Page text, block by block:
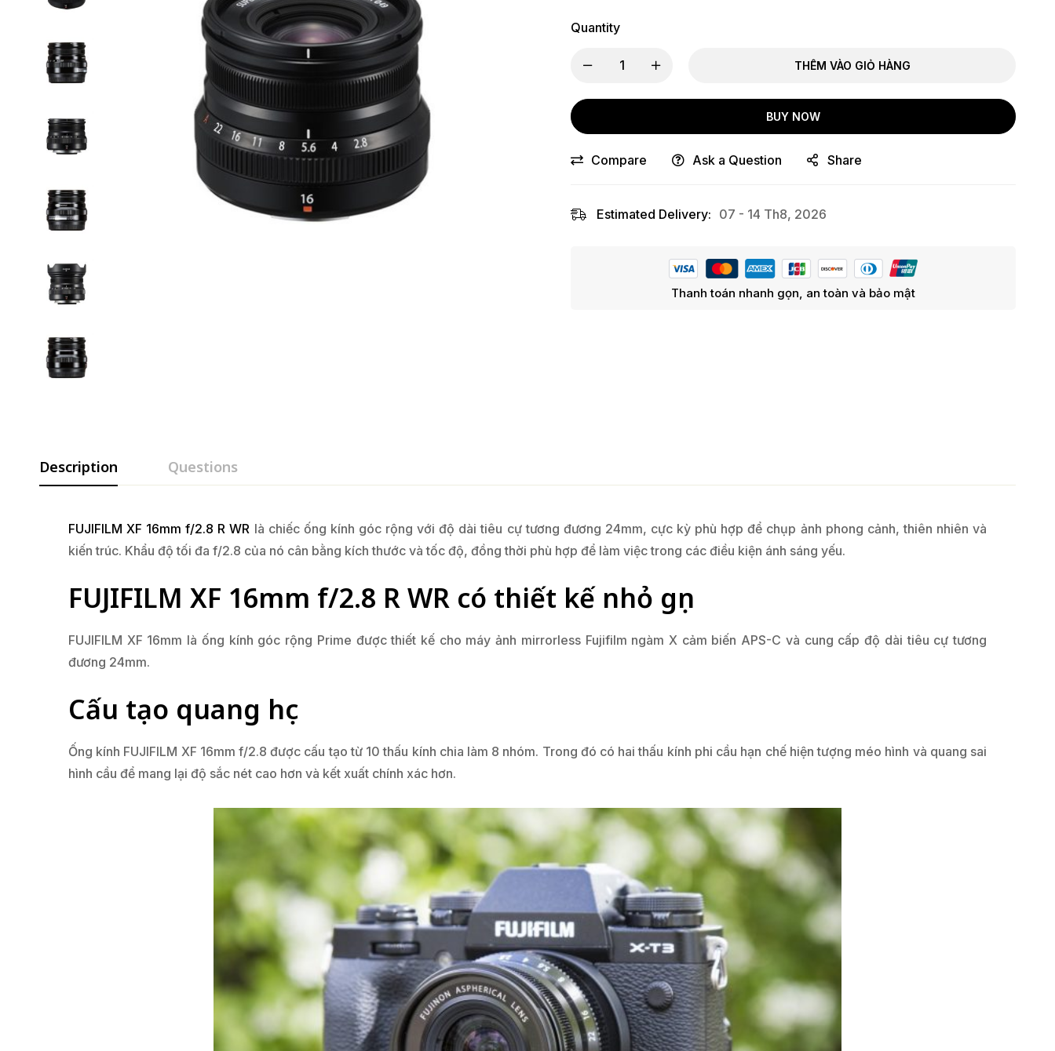
Quantity
THÊM VÀO GIỎ HÀNG
BUY NOW
Compare Ask a Question Share
Estimated Delivery: 07 - 14 Th8, 2026
Thanh toán nhanh gọn, an toàn và bảo mật
Description Questions
FUJIFILM XF 16mm f/2.8 R WR là chiếc ống kính góc rộng với độ dài tiêu cự tương đương 24mm, cực kỳ phù hợp để chụp ảnh phong cảnh, thiên nhiên và
kiến trúc. Khẩu độ tối đa f/2.8 của nó cân bằng kích thước và tốc độ, đồng thời phù hợp để làm việc trong các điều kiện ánh sáng yếu.
FUJIFILM XF 16mm f/2.8 R WR có thiết kế nhỏ gọn
FUJIFILM XF 16mm là ống kính góc rộng Prime được thiết kế cho máy ảnh mirrorless Fujifilm ngàm X cảm biến APS-C và cung cấp độ dài tiêu cự tương
đương 24mm.
Cấu tạo quang học
Ống kính FUJIFILM XF 16mm f/2.8 được cấu tạo từ 10 thấu kính chia làm 8 nhóm. Trong đó có hai thấu kính phi cầu hạn chế hiện tượng méo hình và quang sai
hình cầu để mang lại độ sắc nét cao hơn và kết xuất chính xác hơn.